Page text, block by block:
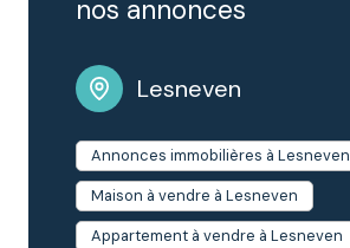
nos annonces
Lesneven
Annonces immobilières à Lesneven
Maison à vendre à Lesneven
Appartement à vendre à Lesneven
vos biens sur les communes de :
Plages.